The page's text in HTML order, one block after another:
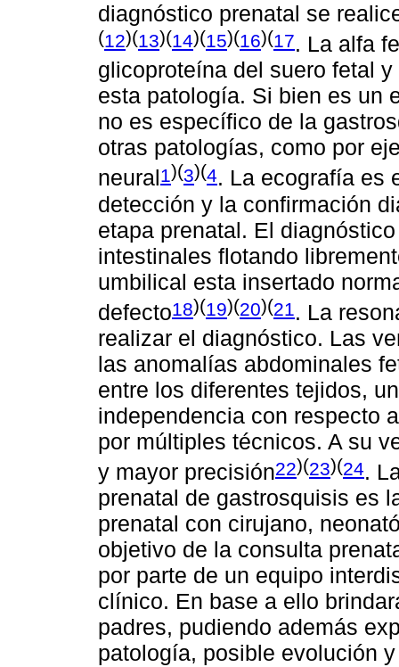
diagnóstico prenatal se
(12)(13)(14)(15)(16)(17. La alfa
glicoproteína del suero fetal
esta patología. Si bien es un
no es específico de la
otras patologías, como por
neural1)(3)(4. La ecografía es
detección y la confirmación
etapa prenatal. El
intestinales flotando
umbilical esta insertado
defecto18)(19)(20)(21. La
realizar el diagnóstico. Las
las anomalías abdominales
entre los diferentes tejidos,
independencia con respecto
por múltiples técnicos. A su
y mayor precisión22)(23)(24.
prenatal de gastrosquisis es
prenatal con cirujano,
objetivo de la consulta
por parte de un equipo
clínico. En base a ello
padres, pudiendo además
patología, posible evolución